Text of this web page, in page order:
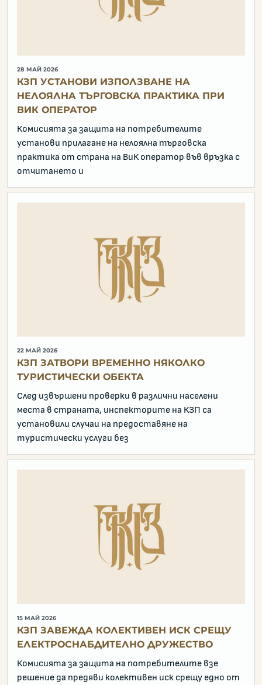
28 МАЙ 2026
КЗП УСТАНОВИ ИЗПОЛЗВАНЕ НА
НЕЛОЯЛНА ТЪРГОВСКА ПРАКТИКА ПРИ
ВИК ОПЕРАТОР
Комисията за защита на потребителите
установи прилагане на нелоялна търговска
практика от страна на ВиК оператор във връзка с
отчитането и
22 МАЙ 2026
КЗП ЗАТВОРИ ВРЕМЕННО НЯКОЛКО
ТУРИСТИЧЕСКИ ОБЕКТА
След извършени проверки в различни населени
места в страната, инспекторите на КЗП са
установили случаи на предоставяне на
туристически услуги без
15 МАЙ 2026
КЗП ЗАВЕЖДА КОЛЕКТИВЕН ИСК СРЕЩУ
ЕЛЕКТРОСНАБДИТЕЛНО ДРУЖЕСТВО
Комисията за защита на потребителите взе
решение да предяви колективен иск срещу едно от